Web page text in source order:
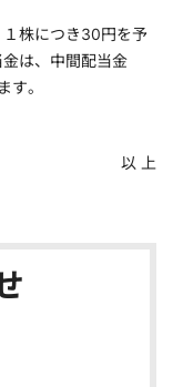
株につき30円を予
は、中間配当金
す。
以 上